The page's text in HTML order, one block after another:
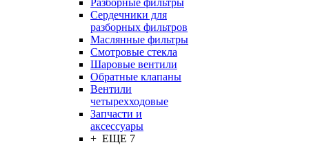
Разборные фильтры
Сердечники для
разборных фильтров
Маслянные фильтры
Смотровые стекла
Шаровые вентили
Обратные клапаны
Вентили
четырехходовые
Запчасти и
аксессуары
+ ЕЩЕ 7